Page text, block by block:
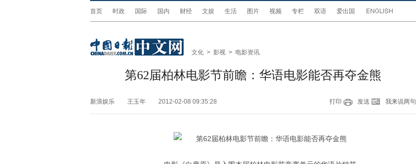
首页 时政 国际 国内 财经 文娱 生活 图片 视频 专栏 双语 爱出国
文化 > 影视 > 电影资讯
第62届柏林电影节前瞻：华语电影能否再夺金熊
新浪娱乐 王玉年 2012-02-08 09:35:28 打印 发送 我来说两句